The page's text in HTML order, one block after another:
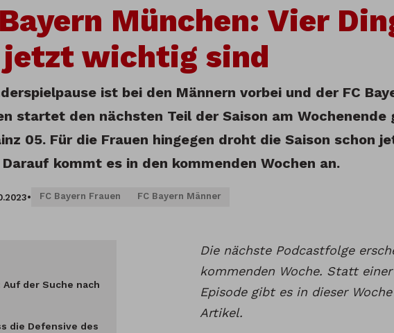
München: Vier
jetzt wichtig sind
ist bei den Männern vorbei und der FC
startet den nächsten Teil der Saison am Wochenende
05. Für die Frauen hingegen droht die Saison schon
Darauf kommt es in den kommenden Wochen an.
• FC Bayern Frauen FC Bayern Männer
Auf der Suche nach
die Defensive des
Die nächste Podcastfolge
kommenden Woche. Statt
Episode gibt es in dieser
Artikel.